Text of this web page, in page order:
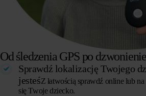
Od śledzenia GPS po
Sprawdź lokalizację Twojego
jesteśZ łatwością sprawdź online lub
się Twoje dziecko.